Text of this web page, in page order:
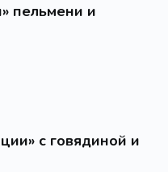
пельмени и
с говядиной и